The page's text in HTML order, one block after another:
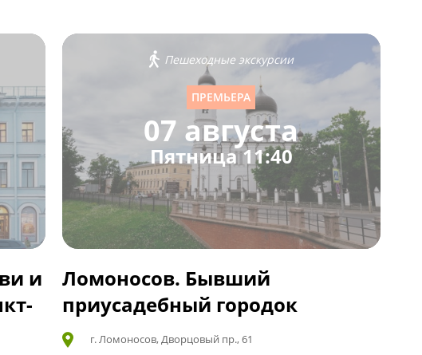
и
Пешеходные экскурсии
ПРЕМЬЕРА
07 августа
Пятница 11:40
Ломоносов. Бывший
приусадебный городок
г. Ломоносов, Дворцовый пр., 61